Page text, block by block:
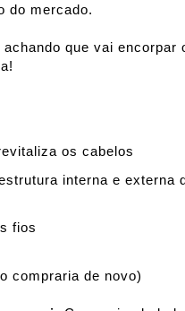
do mercado.
que vai encorpar
os cabelos
interna e externa
fios
compraria de novo)